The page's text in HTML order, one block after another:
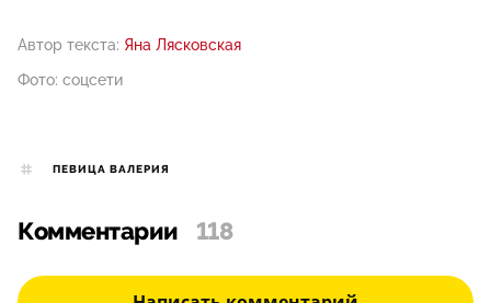
Автор текста: Яна Лясковская
Фото: соцсети
ПЕВИЦА ВАЛЕРИЯ
Комментарии 118